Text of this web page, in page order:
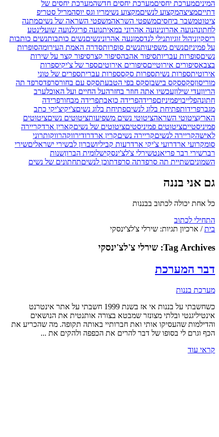
המיניםמערכת יחסיםמערכת יחסים חדשהמערכת יחסים של
דתייםמציצהמקצוע לנשיםמקצוע נשימריו וגס יוסהמריל סטריפ
ציטוטמשבר ביחסיםמשפטי השראהמשפטי השראה של נשיםמתנה
לחתונהנועה אהרונינועה אהרוני במאיתנועה פריגלנועה שועלינטע
ריסקיןניהול זוגיותנילי לנדסמןנעה אהרונינשיםנשים כותבותנשים כותבות
על פמיניזםנשים משפיעותנשים סופרותסדרה האמת העירומהסופרות
נשיםסופרות עבריותסיפור אהבהסיפור קצרסיפור קצר על שירות
בצבאסיפורים אירוטייםסיפורים אירוטיםספר של צ'יקיספרות
אירוטיתספרות נשיתספרות סקסספרות עבריתספרים של טוני
מוריסוןסקססקס בישבןסקס בפי הטבעתסקס עם בחורסרפדסרפד תה
הריוןעדי שילוןעכשיו אתה חוזר בחזרהעל החיים ועל האוכלערב
חתונהפלייבויפמיניזםפרידהפרידה כואבתפרידה מבחורפרידה
מגברפרידותפתיחת בלוג לנשיםפתיחת בלוג נשיםצ'יקיצ'יקי כתב
הארץציטוטי השראהציטוטי נשים משפיעותציטוטים נשיםציטוטים
פמיניסטייםציטוטים פמיניסטיםציטוטים של נשיםקארין ארדקריירה
לאישהקריירה לנשיםקריירה נשיםקרין ארדרודירווקהרווקותרוני
סומקרועי ארדרועי צ'יקי ארדרעות קביליושברון לבשירי ישראליםשירי
רברשירי רבר פריאנטשירלי צ'לצ'ינסקישלומית הברוןשנות
השמוניםשתיית תה סרפדתה סרפדתוכן לנשיםתחתונים של נשים
גם אני בננה
כל אחת יכולה לכתוב בבננות
התחילי לכתוב
בית/ ארכיון תגיות: שירלי צ'לצ'ינסקי
Tag Archives: שירלי צ'לצ'ינסקי
דבר המערכת
מערכת בננות
כשחשבתי על בננות אי אז בשנת 1999 חשבתי על אתר אינטרנט
אינטיליגנטי ובלתי מצונזר שמבטא בצורה אותנטית את הנושאים
והדילמות שהעסיקו אותי ואת חברותיי באותה תקופה. מה שהכריע את
הכף וגרם לי בסופו של דבר להרים את הכפפה ולהקים את ...
קראי עוד